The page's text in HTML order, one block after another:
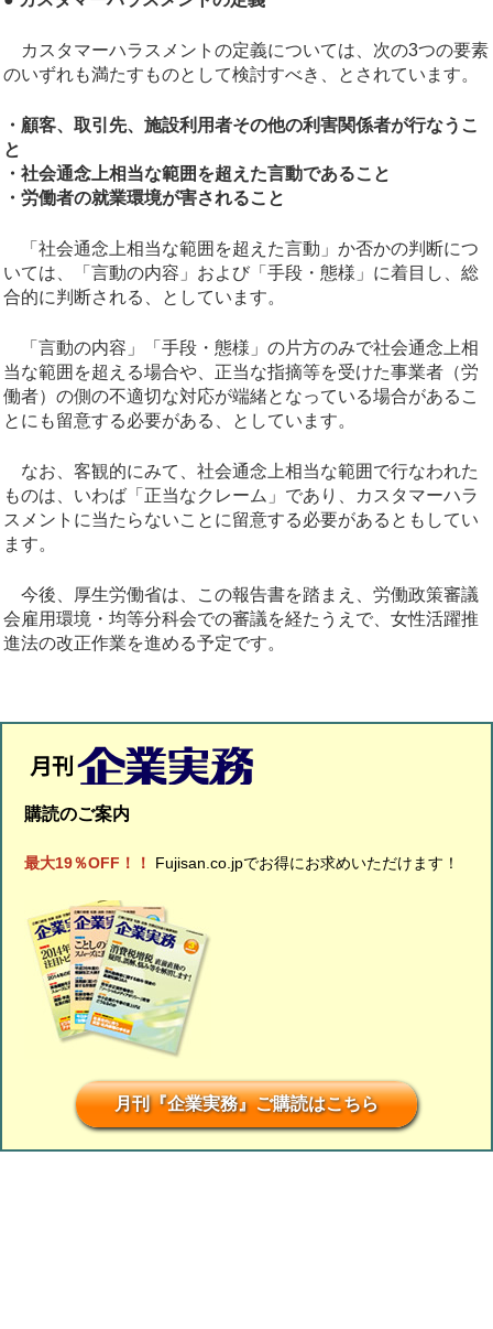
カスタマーハラスメントの定義については、次の3つの要素
のいずれも満たすものとして検討すべき、とされています。
・顧客、取引先、施設利用者その他の利害関係者が行なうこ
と
・社会通念上相当な範囲を超えた言動であること
・労働者の就業環境が害されること
「社会通念上相当な範囲を超えた言動」か否かの判断につ
いては、「言動の内容」および「手段・態様」に着目し、総
合的に判断される、としています。
「言動の内容」「手段・態様」の片方のみで社会通念上相
当な範囲を超える場合や、正当な指摘等を受けた事業者（労
働者）の側の不適切な対応が端緒となっている場合があるこ
とにも留意する必要がある、としています。
なお、客観的にみて、社会通念上相当な範囲で行なわれた
ものは、いわば「正当なクレーム」であり、カスタマーハラ
スメントに当たらないことに留意する必要があるともしてい
ます。
今後、厚生労働省は、この報告書を踏まえ、労働政策審議
会雇用環境・均等分科会での審議を経たうえで、女性活躍推
進法の改正作業を進める予定です。
購読のご案内
最大19％OFF！！ Fujisan.co.jpでお得にお求めいただけます！
月刊『企業実務』ご購読はこちら